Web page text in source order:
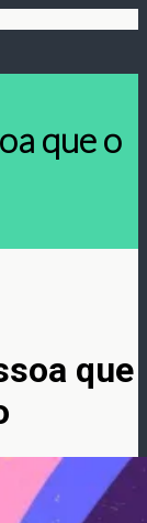
que o
que